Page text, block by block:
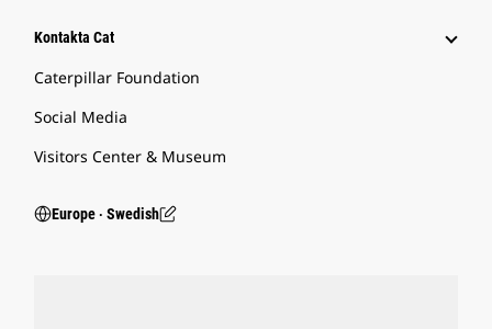
Kontakta Cat
Caterpillar Foundation
Social Media
Visitors Center & Museum
Europe ‧ Swedish